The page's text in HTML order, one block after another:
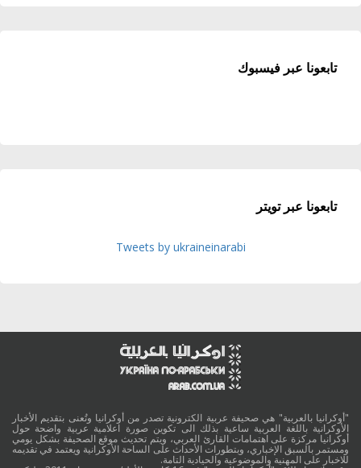
تابعونا عبر فيسبوك
تابعونا عبر تويتر
Tweets by ukraineinarabi
"أوكرانيا بالعربية" هي صحيفة عربية الكترونية تصدر من أوكرانيا وتُعنى بتقديم الأخبار
الأوكرانية باللغة العربية ساعية بذلك الى تكوين صورة اعلامية عربية واضحة حول
أوكرانيا مركزة على اهتمامات القارئ العربي، ويتم تحديث موقع الصحيفة بشكل يومي
ومستمر بالسبق الإخباري، وبتطورات الأحداث على الساحة الأوكرانية ويعتمد في تقديمه
للاخبار على المهنية والموضوعية والحيادية التامة.